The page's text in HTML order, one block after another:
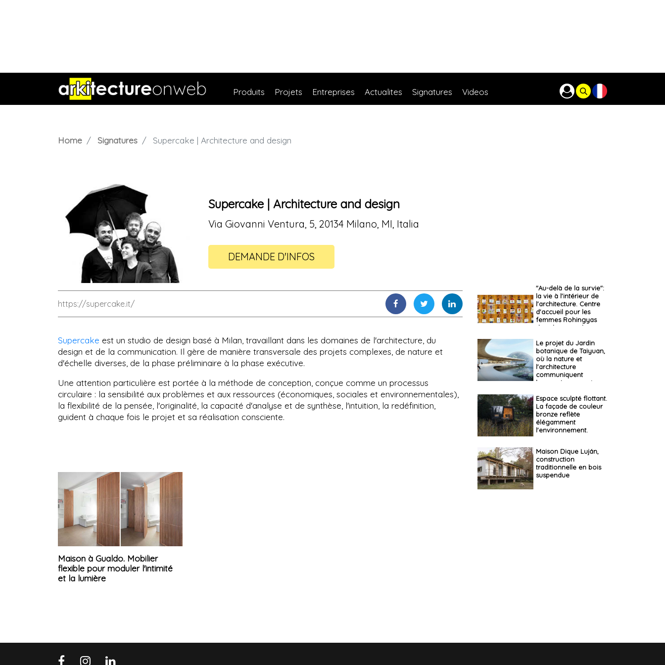
Produits Projets Entreprises Actualites Signatures Videos
Home Signatures Supercake | Architecture and design
Supercake | Architecture and design
Via Giovanni Ventura, 5, 20134 Milano, MI, Italia
DEMANDE D'INFOS
https://supercake.it/
Supercake est un studio de design basé à Milan, travaillant dans les domaines de l'architecture, du
design et de la communication. Il gère de manière transversale des projets complexes, de nature et
d'échelle diverses, de la phase préliminaire à la phase exécutive.
Une attention particulière est portée à la méthode de conception, conçue comme un processus
circulaire : la sensibilité aux problèmes et aux ressources (économiques, sociales et environnementales),
la flexibilité de la pensée, l'originalité, la capacité d'analyse et de synthèse, l'intuition, la redéfinition,
guident à chaque fois le projet et sa réalisation consciente.
Maison à Gualdo. Mobilier
flexible pour moduler l'intimité
et la lumière
"Au-delà de la survie":
la vie à l'intérieur de
l'architecture. Centre
d'accueil pour les
femmes Rohingyas
dans le camp de
Le projet du Jardin
botanique de Taiyuan,
où la nature et
l'architecture
communiquent
harmonieusement
Espace sculpté flottant.
La façade de couleur
bronze reflète
élégamment
l'environnement.
Maison Dique Luján,
construction
traditionnelle en bois
suspendue